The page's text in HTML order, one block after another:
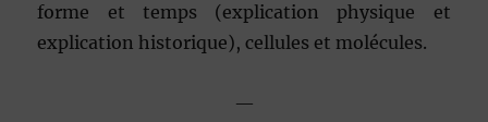
forme et temps (explication physique et
explication historique), cellules et molécules.
—